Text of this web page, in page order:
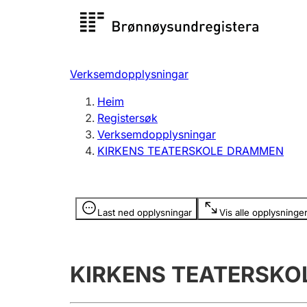
Registersøk
Registrere, endre, slette
Verksemdopplysningar
Heim
Registersøk
Verksemdopplysningar
KIRKENS TEATERSKOLE DRAMMEN
Last ned opplysningar Vis alle opplysninger
Opplysninger er skjult
KIRKENS